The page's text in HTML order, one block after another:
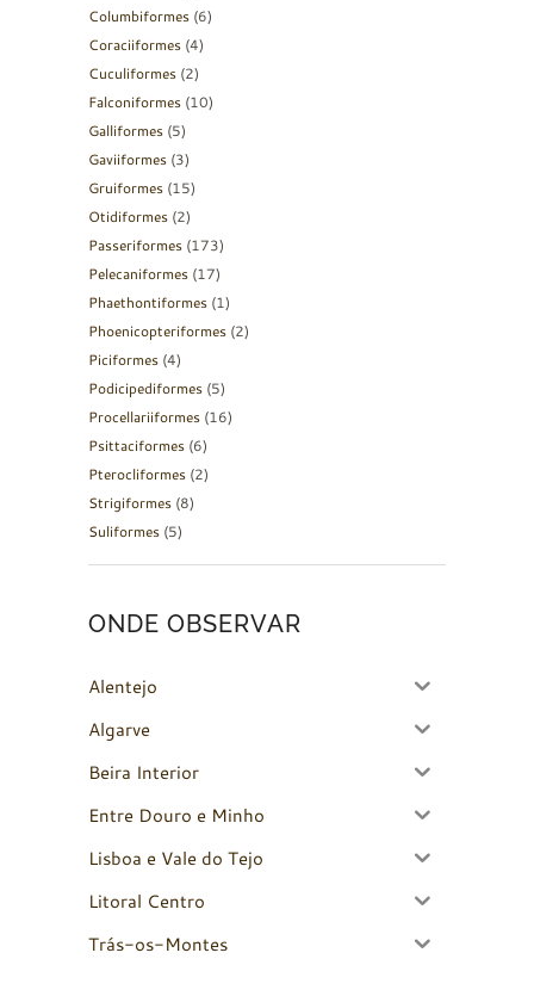
Columbiformes (6)
Coraciiformes (4)
Cuculiformes (2)
Falconiformes (10)
Galliformes (5)
Gaviiformes (3)
Gruiformes (15)
Otidiformes (2)
Passeriformes (173)
Pelecaniformes (17)
Phaethontiformes (1)
Phoenicopteriformes (2)
Piciformes (4)
Podicipediformes (5)
Procellariiformes (16)
Psittaciformes (6)
Pterocliformes (2)
Strigiformes (8)
Suliformes (5)
ONDE OBSERVAR
Alentejo
Algarve
Beira Interior
Entre Douro e Minho
Lisboa e Vale do Tejo
Litoral Centro
Trás-os-Montes